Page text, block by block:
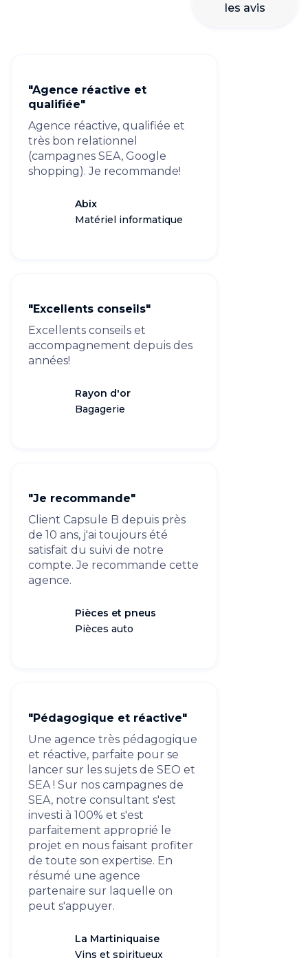
les avis
"Agence réactive et
qualifiée"
Agence réactive, qualifiée et
très bon relationnel
(campagnes SEA, Google
shopping). Je recommande!
Abix
Matériel informatique
"Excellents conseils"
Excellents conseils et
accompagnement depuis des
années!
Rayon d'or
Bagagerie
"Je recommande"
Client Capsule B depuis près
de 10 ans, j'ai toujours été
satisfait du suivi de notre
compte. Je recommande cette
agence.
Pièces et pneus
Pièces auto
"Pédagogique et réactive"
Une agence très pédagogique
et réactive, parfaite pour se
lancer sur les sujets de SEO et
SEA ! Sur nos campagnes de
SEA, notre consultant s'est
investi à 100% et s'est
parfaitement approprié le
projet en nous faisant profiter
de toute son expertise. En
résumé une agence
partenaire sur laquelle on
peut s'appuyer.
La Martiniquaise
Vins et spiritueux